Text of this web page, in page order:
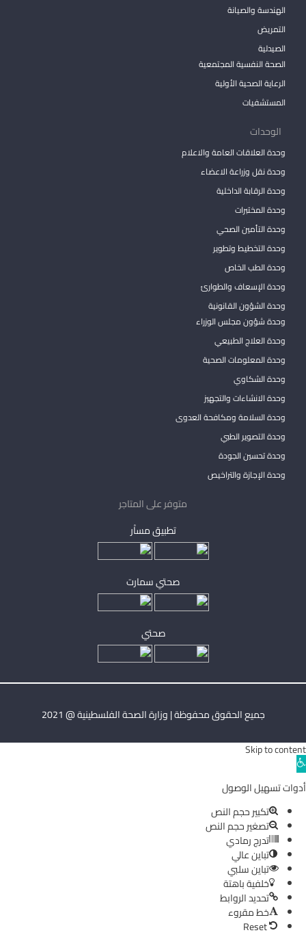
الهندسة والصيانة
التمريض
الصيدلية
الصحة النفسية المجتمعية
الرعاية الصحية الأولية
المستشفيات
الوحدات
وحدة العلاقات العامة والاعلام
وحدة نقل وزراعة الاعضاء
وحدة الرقابة الداخلية
وحدة المختبرات
وحدة التأمين الصحي
وحدة التخطيط وتطوير
وحدة الطب الخاص
وحدة الإسعاف والطوارئ
وحدة الشؤون القانونية
وحدة شؤون مجلس الوزراء
وحدة العلاج الطبيعي
وحدة المعلومات الصحية
وحدة الشكاوي
وحدة الانشاءات والتجهيز
وحدة السلامة ومكافحة العدوى
وحدة التصوير الطبي
وحدة تحسين الجودة
وحدة الإجازة والتراخيص
متوفر على المتاجر
تطبيق مساْر
صحتي سمارت
صحتي
جميع الحقوق محفوظة | وزارة الصحة الفلسطينية @ 2021
Skip to content
Open
toolbar
أدوات تسهيل الوصول
تكبير حجم النص
تصغير حجم النص
تدرج رمادي
تباين عالي
تباين سلبي
خلفية باهتة
تحديد الروابط
خط مقروء
Reset